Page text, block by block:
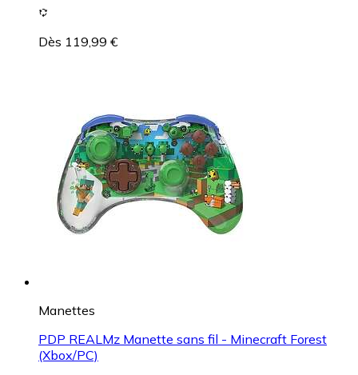
Dès 119,99 €
Manettes
PDP REALMz Manette sans fil - Minecraft Forest
(Xbox/PC)